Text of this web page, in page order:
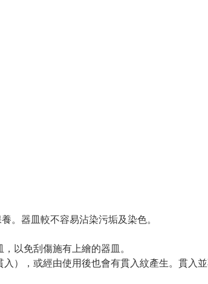
。器皿較不容易沾染污垢及染色。
以免刮傷施有上繪的器皿。
），或經由使用後也會有貫入紋產生。貫入並